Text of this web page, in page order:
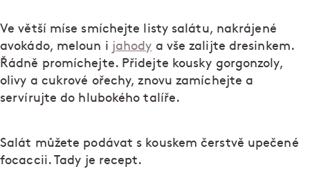
Ve větší míse smíchejte listy salátu, nakrájené
avokádo, meloun i jahody a vše zalijte dresinkem.
Řádně promíchejte. Přidejte kousky gorgonzoly,
olivy a cukrové ořechy, znovu zamíchejte a
servírujte do hlubokého talíře.
Salát můžete podávat s kouskem čerstvě upečené
focaccii. Tady je recept.